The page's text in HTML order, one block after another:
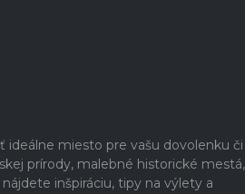
ideálne miesto pre vašu dovolenku či
prírody, malebné historické
inšpiráciu, tipy na výlety a